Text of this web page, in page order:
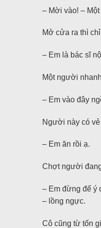
– Mời vào! –
Mở cửa ra thì
– Em là bác sĩ
Một người
– Em vào đây
Người này có
– Em ăn rồi ạ.
Chợt người
– Em đừng để ý
– lồng ngực.
Cô cũng từ tốn